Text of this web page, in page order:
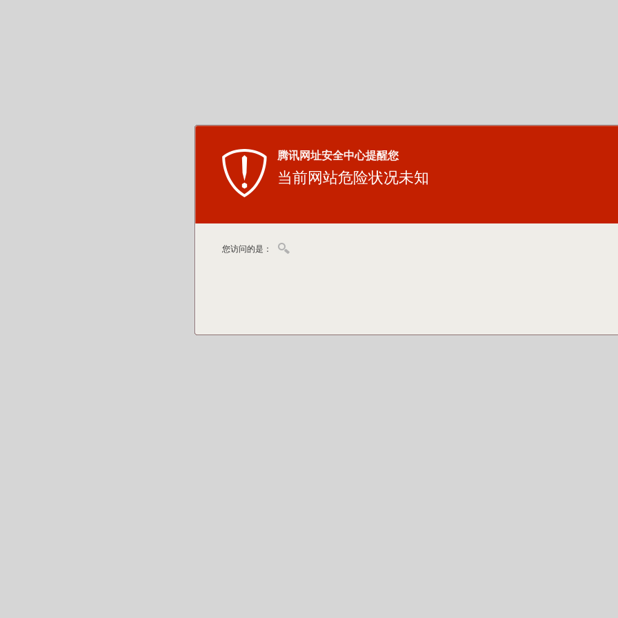
腾讯网址安全中心提醒您
当前网站危险状况未知
您访问的是：